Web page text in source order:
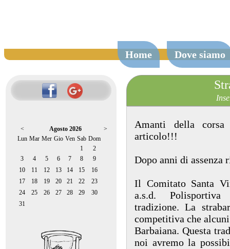
Home Dove siamo
< Agosto 2026
>
Lun Mar Mer Gio Ven Sab Dom
1
2
3
4 5 6 7 8
9
10
11 12 13 14 15
16
17
18 19 20 21 22
23
24
25 26 27 28 29
30
31
Amanti della
articolo!!!
Dopo anni di assenza
Il Comitato Santa
a.s.d.
tradizione. La
competitiva che
Barbaiana. Questa
noi avremo la